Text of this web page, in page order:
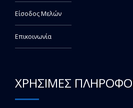
Είσοδος Μελών
Επικοινωνία
ΧΡΗΣΙΜΕΣ